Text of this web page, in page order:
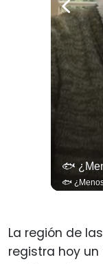
La región de
registra hoy un